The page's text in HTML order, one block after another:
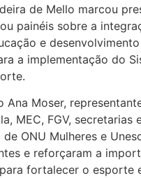
de Mello marcou
painéis sobre a
e
a implementação do
Ana Moser,
MEC, FGV, secretarias
ONU Mulheres e
e reforçaram a
fortalecer o esporte